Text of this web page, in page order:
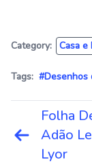
Category: Casa e
Tags: #Desenhos
Navegação
Post
Folha
Adão
Lyor